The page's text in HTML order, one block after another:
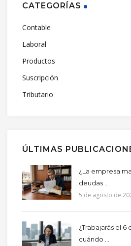
CATEGORÍAS
Contable
Laboral
Productos
Suscripción
Tributario
ÚLTIMAS
¿La empresa
deudas ...
5 de agosto de
¿Trabajarás el
cuándo ...